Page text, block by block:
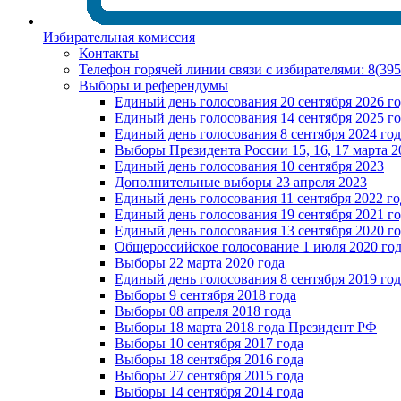
Избирательная комиссия
Контакты
Телефон горячей линии связи с избирателями:
Выборы и референдумы
Единый день голосования 20 сентября 2026
Единый день голосования 14 сентября 2025
Единый день голосования 8 сентября 2024
Выборы Президента России 15, 16, 17 марта
Единый день голосования 10 сентября 2023
Дополнительные выборы 23 апреля 2023
Единый день голосования 11 сентября 2022
Единый день голосования 19 сентября 2021
Единый день голосования 13 сентября 2020
Общероссийское голосование 1 июля 2020
Выборы 22 марта 2020 года
Единый день голосования 8 сентября 2019
Выборы 9 сентября 2018 года
Выборы 08 апреля 2018 года
Выборы 18 марта 2018 года Президент РФ
Выборы 10 сентября 2017 года
Выборы 18 сентября 2016 года
Выборы 27 сентября 2015 года
Выборы 14 сентября 2014 года